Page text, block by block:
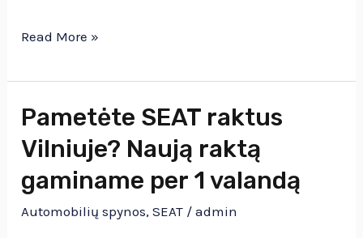
Read More »
Pametėte SEAT raktus
Vilniuje? Naują raktą
gaminame per 1 valandą
Automobilių spynos,SEAT /admin
Pametėte
SEAT
Vilniuje?
Naują